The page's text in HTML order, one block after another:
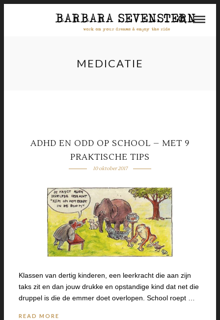
MEDICATIE
ADHD EN ODD OP SCHOOL – MET 9
PRAKTISCHE TIPS
10 oktober 2017
Klassen van dertig kinderen, een leerkracht die aan zijn
taks zit en dan jouw drukke en opstandige kind dat net die
druppel is die de emmer doet overlopen. School roept …
READ MORE